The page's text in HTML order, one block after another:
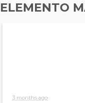
ELEMENTO
3 months ago